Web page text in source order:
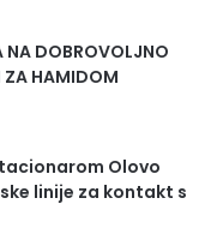
DOBROVOLJNO
ZA HAMIDOM
Olovo
linije za kontakt s